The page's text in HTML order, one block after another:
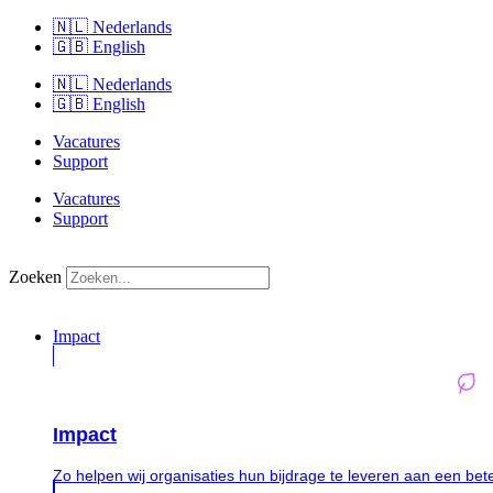
🇳🇱 Nederlands
🇬🇧 English
🇳🇱 Nederlands
🇬🇧 English
Vacatures
Support
Vacatures
Support
Zoeken
Impact
Impact
Zo helpen wij organisaties hun bijdrage te leveren aan een